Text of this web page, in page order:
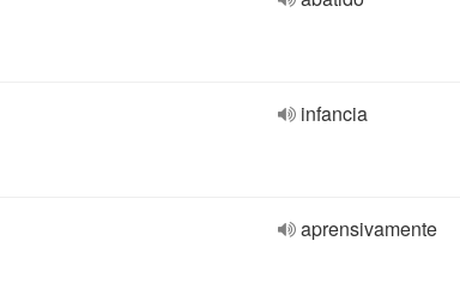
infancia
aprensivamente